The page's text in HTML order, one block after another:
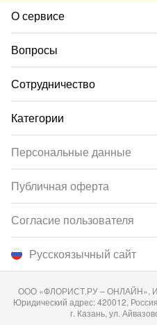
О сервисе
Вопросы
Сотрудничество
Категории
Русскоязычный сайт
Персональные данные
Публичная оферта
Согласие пользователя
ООО «ФЛОРИСТ.РУ – ОНЛАЙН»,
Юридический адрес: 420012,
г. Казань, ул.